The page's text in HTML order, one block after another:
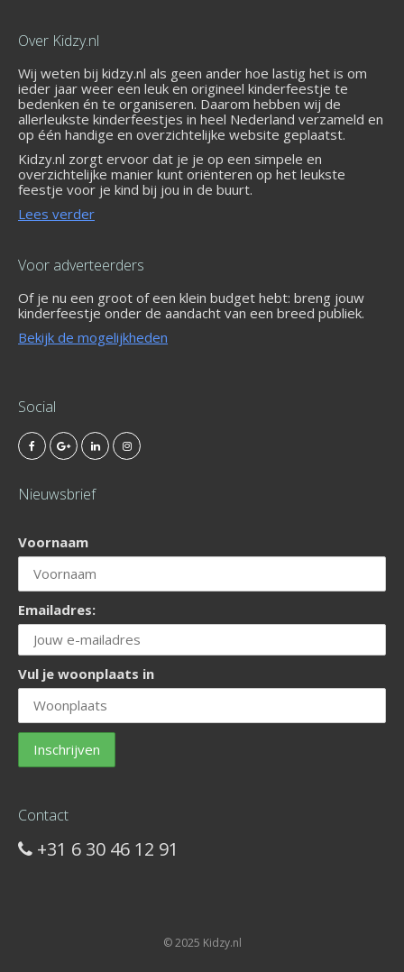
Over Kidzy.nl
Wij weten bij kidzy.nl als geen ander hoe lastig het is om
ieder jaar weer een leuk en origineel kinderfeestje te
bedenken én te organiseren. Daarom hebben wij de
allerleukste kinderfeestjes in heel Nederland verzameld en
op één handige en overzichtelijke website geplaatst.
Kidzy.nl zorgt ervoor dat je je op een simpele en
overzichtelijke manier kunt oriënteren op het leukste
feestje voor je kind bij jou in de buurt.
Lees verder
Voor adverteerders
Of je nu een groot of een klein budget hebt: breng jouw
kinderfeestje onder de aandacht van een breed publiek.
Bekijk de mogelijkheden
Social
Nieuwsbrief
Voornaam
Emailadres:
Vul je woonplaats in
Contact
+31 6 30 46 12 91
© 2025 Kidzy.nl